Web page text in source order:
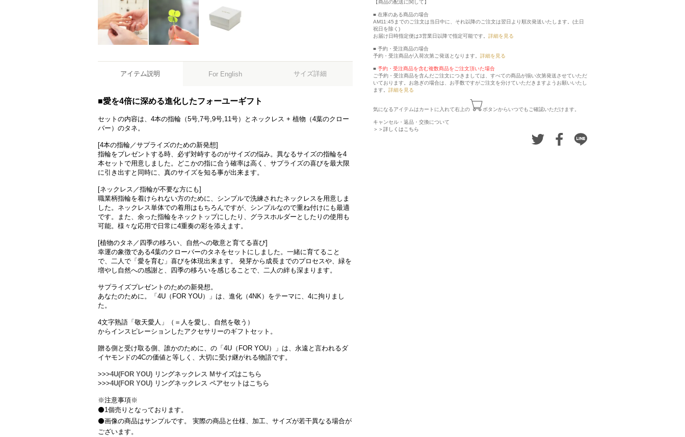
アイテム説明 For English サイズ詳細
■愛を4倍に深める進化したフォーユーギフト
セットの内容は、4本の指輪（5号,7号,9号,11号）とネックレス + 植物（4葉のクロー
バー）のタネ。
[4本の指輪／サプライズのための新発想]
指輪をプレゼントする時、必ず対峙するのがサイズの悩み。異なるサイズの指輪を4
本セットで用意しました。どこかの指に合う確率は高く、サプライズの喜びを最大限
に引き出すと同時に、真のサイズを知る事が出来ます。
[ネックレス／指輪が不要な方にも]
職業柄指輪を着けられない方のために、シンプルで洗練されたネックレスを用意しま
した。ネックレス単体での着用はもちろんですが、シンプルなので重ね付けにも最適
です。また、余った指輪をネックトップにしたり、グラスホルダーとしたりの使用も
可能。様々な応用で日常に4重奏の彩を添えます。
[植物のタネ／四季の移ろい、自然への敬意と育てる喜び]
幸運の象徴である4葉のクローバーのタネをセットにしました。一緒に育てること
で、二人で「愛を育む」喜びを体現出来ます。 発芽から成長までのプロセスや、緑を
増やし自然への感謝と、四季の移ろいを感じることで、二人の絆も深まります。
サプライズプレゼントのための新発想。
あなたのために。「4U（FOR YOU）」は、進化（4NK）をテーマに、4に拘りまし
た。
4文字熟語「敬天愛人」（＝人を愛し、自然を敬う）
からインスピレーションしたアクセサリーのギフトセット。
贈る側と受け取る側、誰かのために、の「4U（FOR YOU）」は、永遠と言われるダ
イヤモンドの4Cの価値と等しく、大切に受け継がれる物語です。
>>>4U(FOR YOU) リングネックレス Mサイズはこちら
>>>4U(FOR YOU) リングネックレス ペアセットはこちら
※注意事項※
⚫️1個売りとなっております。
⚫️画像の商品はサンプルです。 実際の商品と仕様、加工、サイズが若干異なる場合が
ございます。
【商品の配送に関して】
■ 在庫のある商品の場合
AM11:45までのご注文は当日中に、それ以降のご注文は翌日より順次発送いたします。(土日
祝日を除く)
お届け日時指定便は3営業日以降で指定可能です。 詳細を見る
■ 予約・受注商品の場合
予約・受注商品が入荷次第ご発送となります。 詳細を見る
■ 予約・受注商品を含む複数商品をご注文頂いた場合
ご予約・受注商品を含んだご注文につきましては、すべての商品が揃い次第発送させていただ
いております。お急ぎの場合は、お手数ですがご注文を分けていただきますようお願いいたし
ます。 詳細を見る
気になるアイテムはカートに入れて右上の ボタンからいつでもご確認いただけます。
キャンセル・返品・交換について
＞＞詳しくはこちら